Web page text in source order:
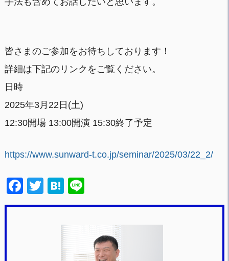
皆さまのご参加をお待ちしております！
詳細は下記のリンクをご覧ください。
日時
2025年3月22日(土)
12:30開場 13:00開演 15:30終了予定
https://www.sunward-t.co.jp/seminar/2025/03/22_2/
F
a
T
wi
H
at
n
a
Li
n